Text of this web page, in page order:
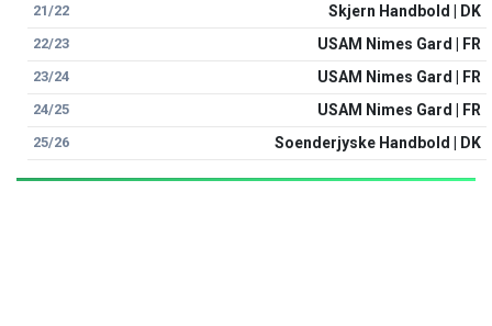
21/22 Skjern Handbold | DK
22/23 USAM Nimes Gard | FR
23/24 USAM Nimes Gard | FR
24/25 USAM Nimes Gard | FR
25/26 Soenderjyske Handbold | DK